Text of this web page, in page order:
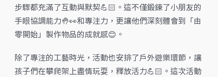
步驟都充滿了互動與默契💪🏻。這不僅鍛鍊了小朋友的
手眼協調能力🤚👀和專注力，更讓他們深刻體會到「由
零開始」製作物品的成就感😊。
除了專注的工藝時光，活動也安排了戶外遊樂環節，讓
孩子們在攀爬架上盡情玩耍，釋放活力💪🏻。這次活動